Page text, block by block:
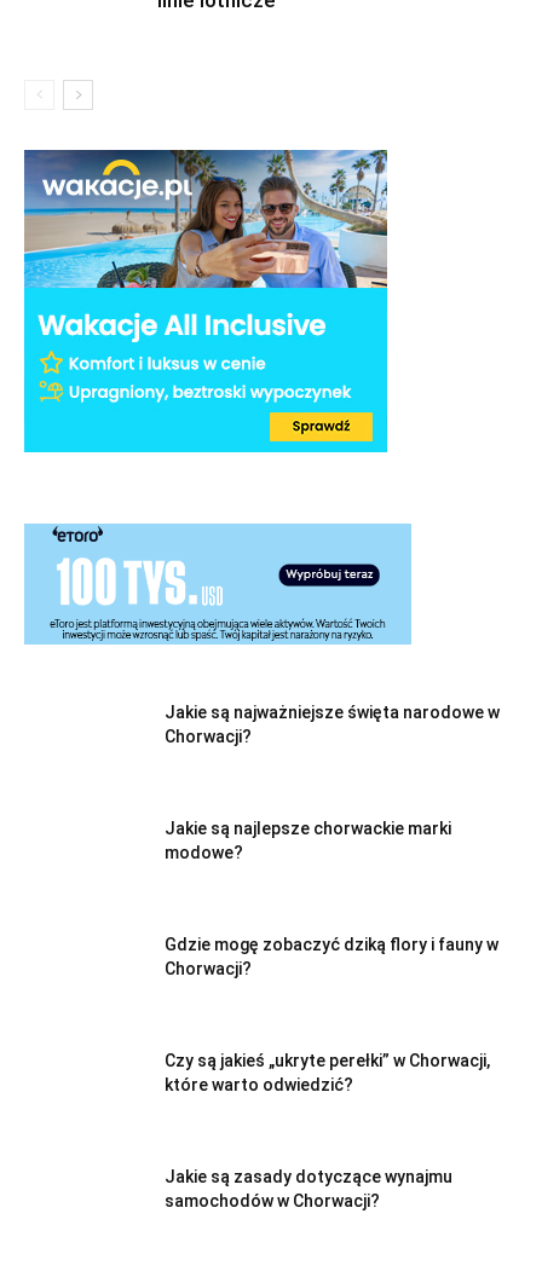
Jakie są najważniejsze święta narodowe w
Chorwacji?
Jakie są najlepsze chorwackie marki
modowe?
Gdzie mogę zobaczyć dziką flory i fauny w
Chorwacji?
Czy są jakieś „ukryte perełki” w Chorwacji,
które warto odwiedzić?
Jakie są zasady dotyczące wynajmu
samochodów w Chorwacji?